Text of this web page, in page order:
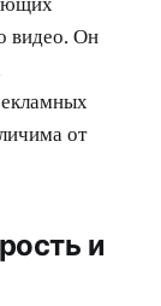
видео. Он
от
и